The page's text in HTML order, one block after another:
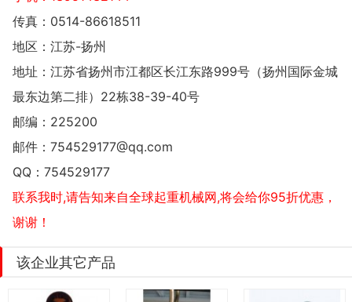
传真：0514-86618511
地区：江苏-扬州
地址： 江苏省扬州市江都区长江东路999号（扬州国际金城
最东边第二排）22栋38-39-40号
邮编：225200
邮件： 754529177@qq.com
QQ： 754529177
联系我时,请告知来自全球起重机械网,将会给你95折优惠，
谢谢！
该企业其它产品